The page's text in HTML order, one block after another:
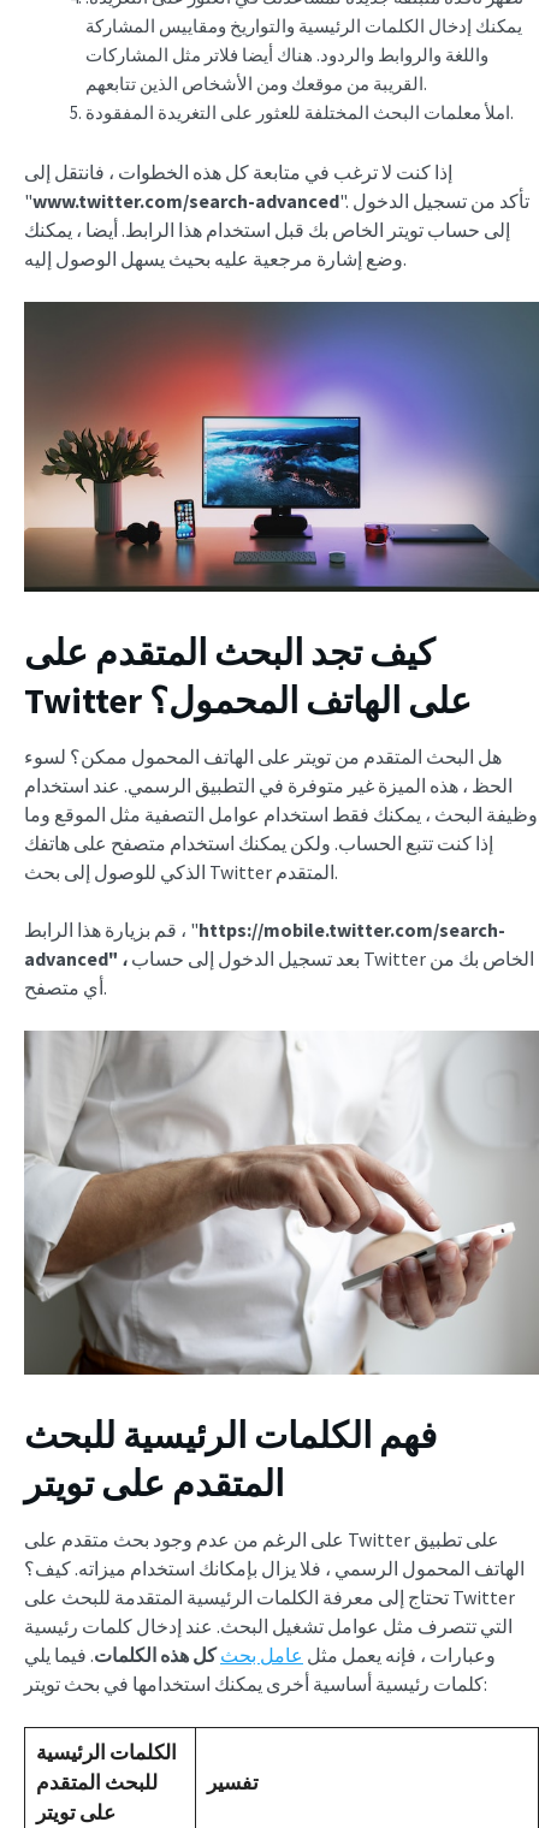
يمكنك إدخال الكلمات الرئيسية والتواريخ ومقاييس المشاركة
واللغة والروابط والردود. هناك أيضا فلاتر مثل المشاركات
القريبة من موقعك ومن الأشخاص الذين تتابعهم.
املأ معلمات البحث المختلفة للعثور على التغريدة المفقودة.
إذا كنت لا ترغب في متابعة كل هذه الخطوات ، فانتقل إلى
"www.twitter.com/search-advanced". تأكد من تسجيل الدخول
إلى حساب تويتر الخاص بك قبل استخدام هذا الرابط. أيضا ، يمكنك
وضع إشارة مرجعية عليه بحيث يسهل الوصول إليه.
كيف تجد البحث المتقدم على
Twitter على الهاتف المحمول؟
هل البحث المتقدم من تويتر على الهاتف المحمول ممكن؟ لسوء
الحظ ، هذه الميزة غير متوفرة في التطبيق الرسمي. عند استخدام
وظيفة البحث ، يمكنك فقط استخدام عوامل التصفية مثل الموقع وما
إذا كنت تتبع الحساب. ولكن يمكنك استخدام متصفح على هاتفك
الذكي للوصول إلى بحث Twitter المتقدم.
قم بزيارة هذا الرابط ، "https://mobile.twitter.com/search-
advanced" ،
أي متصفح.
فهم الكلمات الرئيسية للبحث
المتقدم على تويتر
على الرغم من عدم وجود بحث متقدم على Twitter على تطبيق
الهاتف المحمول الرسمي ، فلا يزال بإمكانك استخدام ميزاته. كيف؟
تحتاج إلى معرفة الكلمات الرئيسية المتقدمة للبحث على Twitter
التي تتصرف مثل عوامل تشغيل البحث. عند إدخال كلمات رئيسية
وعبارات ، فإنه يعمل مثل عامل بحث كل هذه الكلمات. فيما يلي
كلمات رئيسية أساسية أخرى يمكنك استخدامها في بحث تويتر:
الكلمات الرئيسية
للبحث المتقدم
على تويتر
تفسير